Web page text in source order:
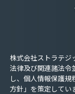
株式会社ストラテジ
法律及び関連諸法令
し、個人情報保護
方針」を策定してい